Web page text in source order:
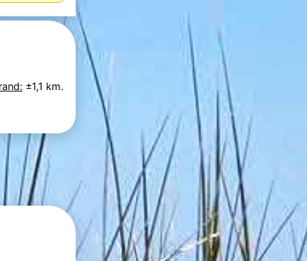
±1,1 km.